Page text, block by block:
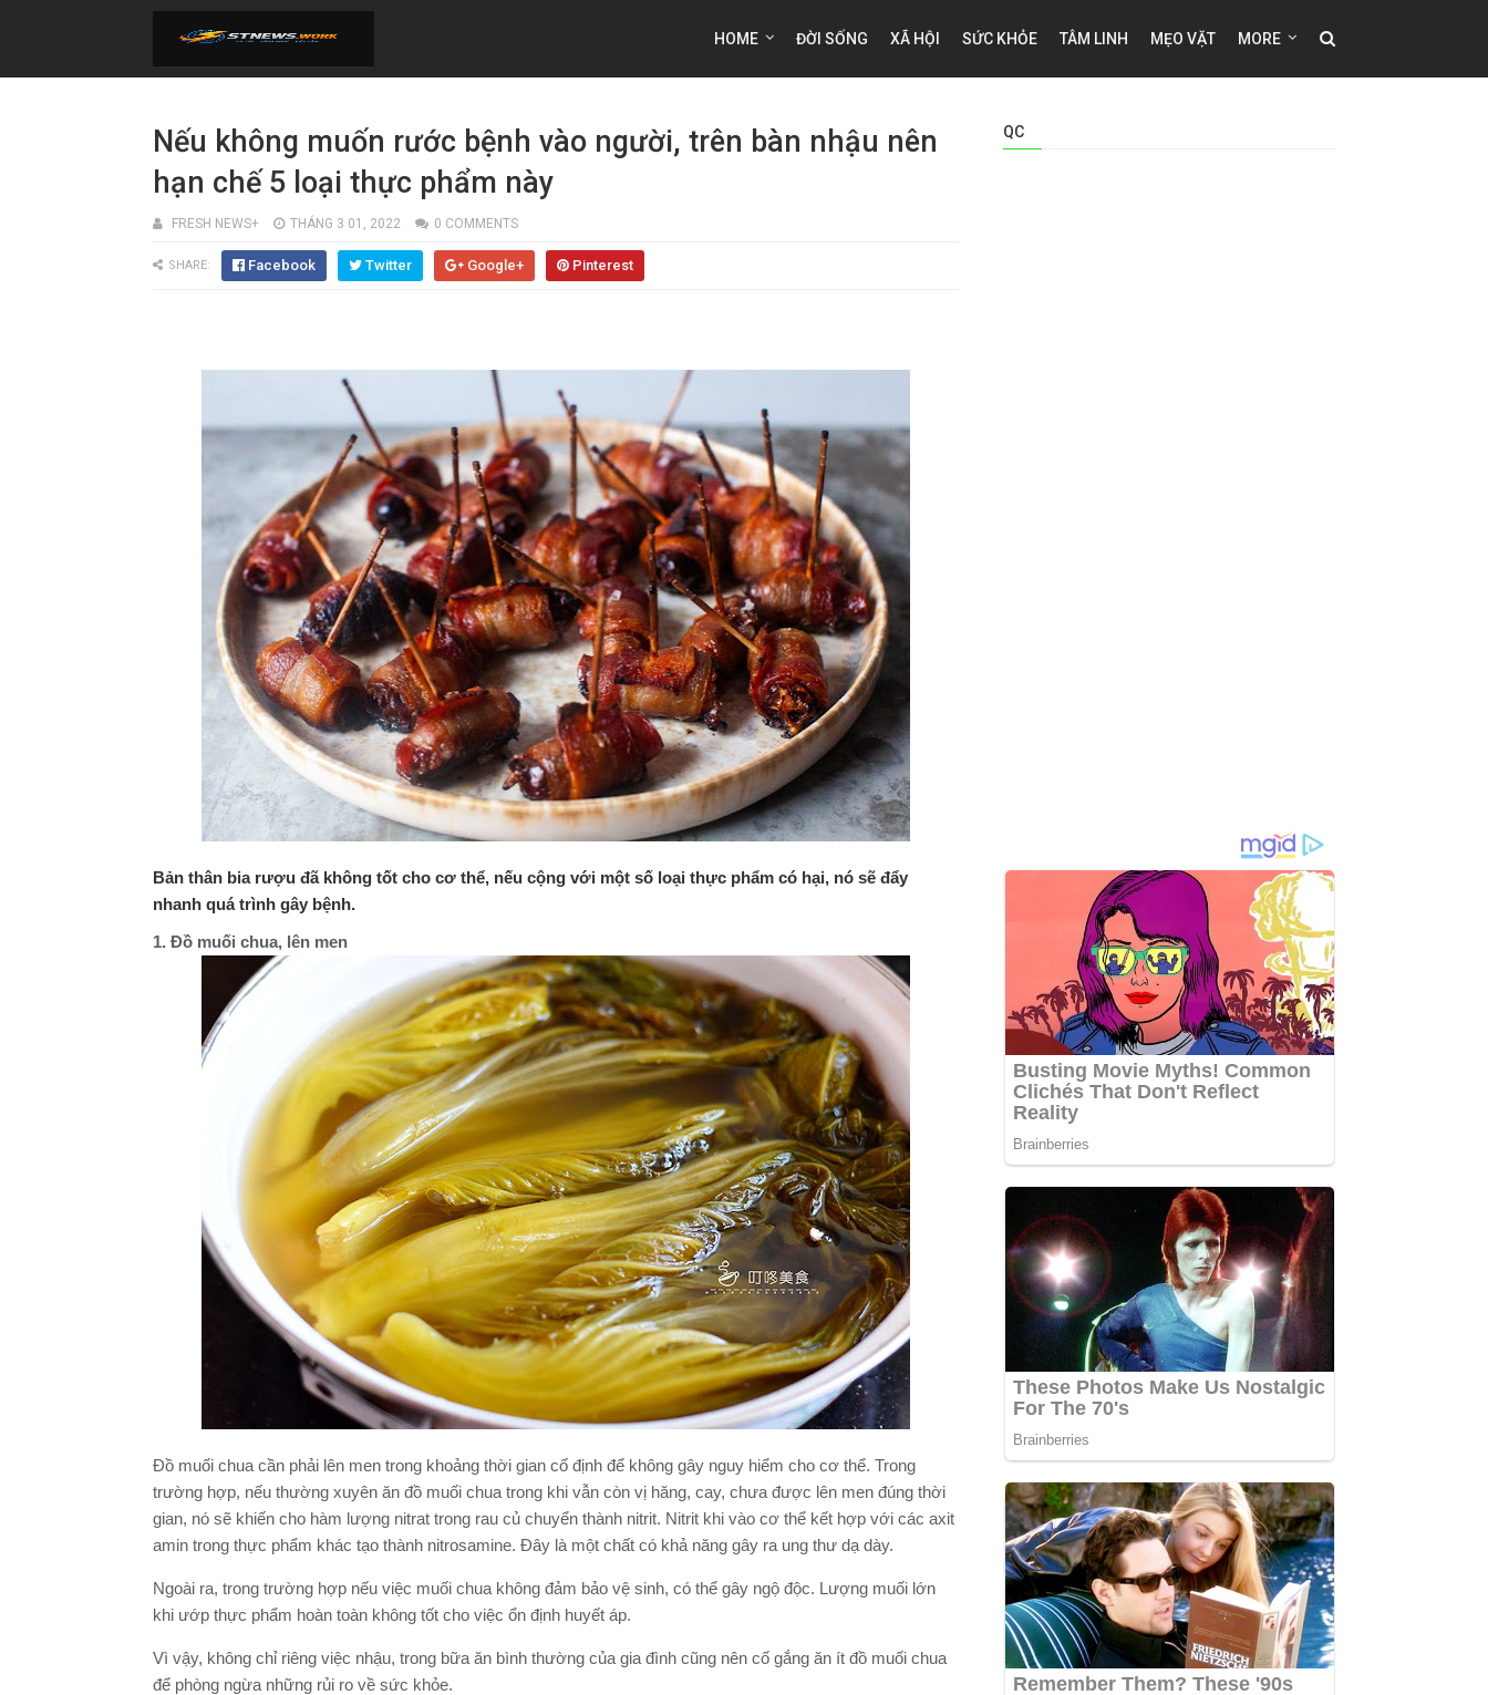
HOME ĐỜI SỐNG XÃ HỘI SỨC KHỎE TÂM LINH MẸO VẶT MORE
Nếu không muốn rước bệnh vào người, trên bàn nhậu nên
hạn chế 5 loại thực phẩm này
FRESH NEWS+ THÁNG 3 01, 2022 0 COMMENTS
SHARE: Facebook Twitter Google+ Pinterest
Bản thân bia rượu đã không tốt cho cơ thể, nếu cộng với một số loại thực phẩm có hại, nó sẽ đẩy
nhanh quá trình gây bệnh.
1. Đồ muối chua, lên men
Đồ muối chua cần phải lên men trong khoảng thời gian cố định để không gây nguy hiểm cho cơ thể. Trong
trường hợp, nếu thường xuyên ăn đồ muối chua trong khi vẫn còn vị hăng, cay, chưa được lên men đúng thời
gian, nó sẽ khiến cho hàm lượng nitrat trong rau củ chuyển thành nitrit. Nitrit khi vào cơ thể kết hợp với các axit
amin trong thực phẩm khác tạo thành nitrosamine. Đây là một chất có khả năng gây ra ung thư dạ dày.
Ngoài ra, trong trường hợp nếu việc muối chua không đảm bảo vệ sinh, có thể gây ngộ độc. Lượng muối lớn
khi ướp thực phẩm hoàn toàn không tốt cho việc ổn định huyết áp.
Vì vậy, không chỉ riêng việc nhậu, trong bữa ăn bình thường của gia đình cũng nên cố gắng ăn ít đồ muối chua
để phòng ngừa những rủi ro về sức khỏe.
QC